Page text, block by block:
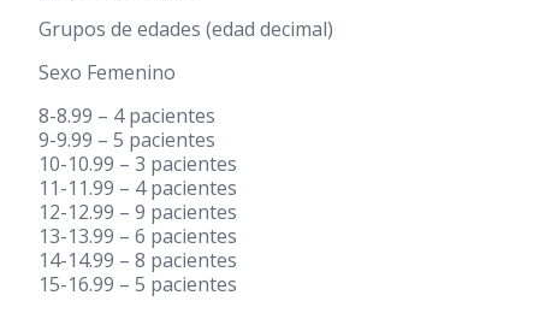
Grupos de edades (edad decimal)
Sexo Femenino
8-8.99 – 4 pacientes
9-9.99 – 5 pacientes
10-10.99 – 3 pacientes
11-11.99 – 4 pacientes
12-12.99 – 9 pacientes
13-13.99 – 6 pacientes
14-14.99 – 8 pacientes
15-16.99 – 5 pacientes